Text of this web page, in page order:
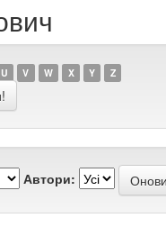
U V W X Y Z
Автори: